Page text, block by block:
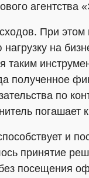
агентства
При
на
таким
полученное
по
погашает
и
принятие
посещения